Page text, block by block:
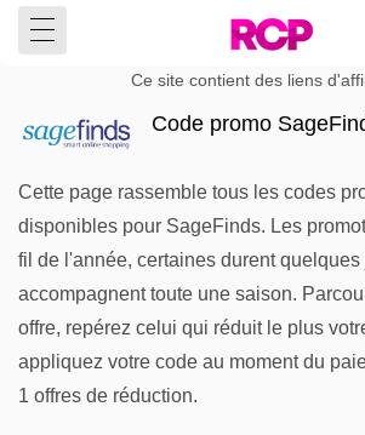
Ce site contient des liens
Code promo
Cette page rassemble tous les codes
disponibles pour SageFinds. Les
fil de l'année, certaines durent
accompagnent toute une saison.
offre, repérez celui qui réduit le plus
appliquez votre code au moment du
1 offres de réduction.